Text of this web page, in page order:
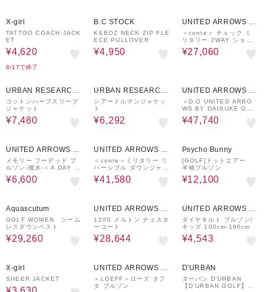
X-girl
TATTOO COACH JACK
ET
¥4,620
8/17で終了
B.C STOCK
KEBOZ NECK ZIP FLE
ECE PULLOVER
¥4,950
UNITED ARROWS O
UTLET
＜conte＞ チェック ミ
リタリー 2WAY ショー
トコート
¥27,060
URBAN RESEARCH
ware house
コットンハーフスリーブ
ジャケット
¥7,480
URBAN RESEARCH
ware house
シアードルマンジャケッ
ト
¥6,292
UNITED ARROWS O
UTLET
＜D.O UNITED ARRO
WS BY DAISUKE OBA
NA＞TFT DOWN COAT
BLACK/ダウンコート
¥47,740
UNITED ARROWS O
UTLET
メモリー フーデッド ブ
ルゾン-撥水-＜A DAY IN
THE LIFE＞
¥6,600
UNITED ARROWS O
UTLET
＜conte＞ミリタリー リ
バーシブル ダウンジャケ
ット
¥41,580
Psycho Bunny
[GOLF]ドットエアー
半袖ブルゾン
¥12,100
Aquascutum
GOLF WOMEN シーム
レスダウンベスト
¥29,260
UNITED ARROWS O
UTLET
120S メルトン チェスタ
ーコート
¥28,644
UNITED ARROWS O
UTLET
ダイヤキルト ブルゾン/
キッズ 100cm-160cm
¥4,543
X-girl
SHEER JACKET
UNITED ARROWS O
UTLET
＜LOEFF＞ローズ タフ
タ ブルゾン
D'URBAN
ダーバン D'URBAN
【D'URBAN GOLF】プ